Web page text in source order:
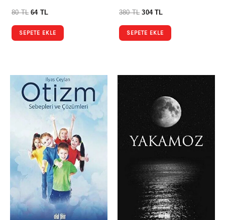
80TL 64 TL
SEPETE EKLE
380TL 304TL
SEPETE EKLE